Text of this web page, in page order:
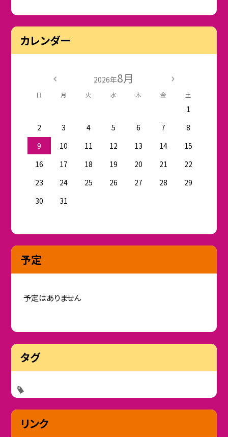
カレンダー
2026年8月
日 月 火 水 木 金 土
1
2
3 4 5 6 7
8
9
10 11 12 13 14
15
16
17 18 19 20 21
22
23
24 25 26 27 28
29
30
31
予定
予定はありません
タグ
リンク